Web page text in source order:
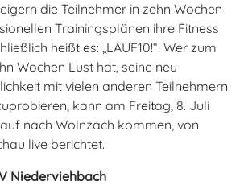
die Teilnehmer in zehn Wochen
Trainingsplänen ihre Fitness
heißt es: „LAUF10!“. Wer zum
Wochen Lust hat, seine neu
mit vielen anderen Teilnehmern
kann am Freitag, 8. Juli
nach Wolnzach kommen, von
live berichtet.
Niederviehbach